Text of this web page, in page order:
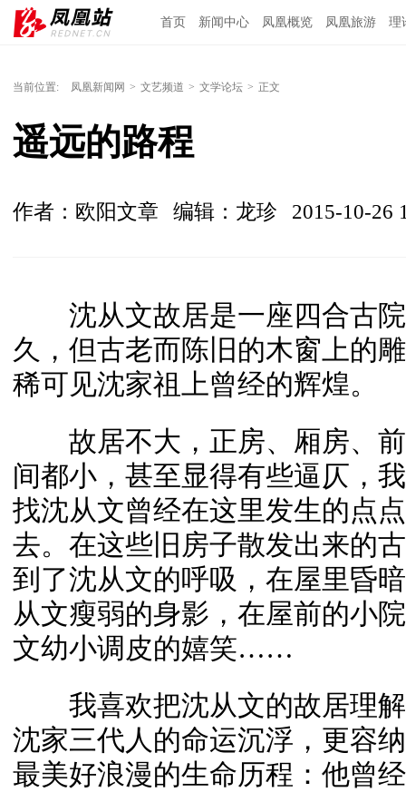
首页 新闻中心 凤凰概览 凤凰旅游 理
当前位置: 凤凰新闻网 > 文艺频道 > 文学论坛 > 正文
遥远的路程
作者：欧阳文章 编辑：龙珍 2015-10-26
沈从文故居是一座四合古院
久，但古老而陈旧的木窗上的
稀可见沈家祖上曾经的辉煌。
故居不大，正房、厢房、前
间都小，甚至显得有些逼仄，
找沈从文曾经在这里发生的点
去。在这些旧房子散发出来的
到了沈从文的呼吸，在屋里昏
从文瘦弱的身影，在屋前的小
文幼小调皮的嬉笑……
我喜欢把沈从文的故居理解
沈家三代人的命运沉浮，更容
最美好浪漫的生命历程：他曾